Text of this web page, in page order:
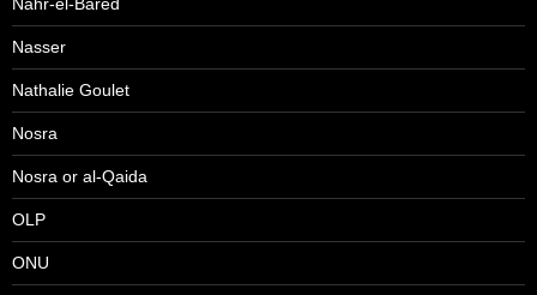
Nahr-el-Bared
Nasser
Nathalie Goulet
Nosra
Nosra or al-Qaida
OLP
ONU